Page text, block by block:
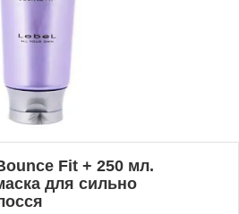
Fit + 250 мл.
для сильно